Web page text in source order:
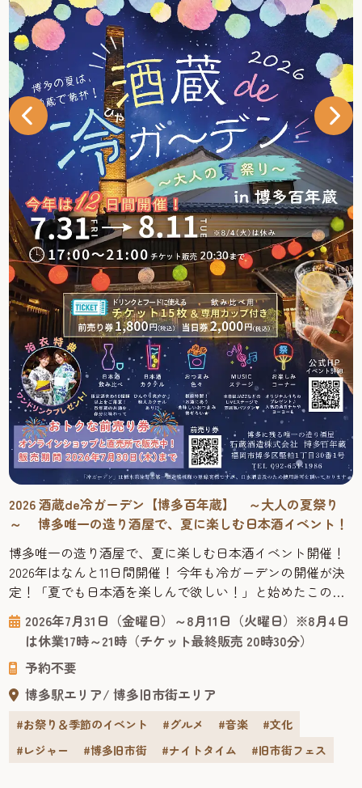
2026 酒蔵de冷ガーデン【博多百年蔵】 ～大人の夏祭り
～ 博多唯一の造り酒屋で、夏に楽しむ日本酒イベント！
博多唯一の造り酒屋で、夏に楽しむ日本酒イベント開催！
2026年はなんと11日間開催！ 今年も冷ガーデンの開催が決
定！「夏でも日本酒を楽しんで欲しい！」と始めたこの大
人の夏祭りも今年で10回目。2026年はなんと11日間にわたっ
て博多唯一の造り酒屋「博多百年蔵」を会場に、夏季限定
イベント「酒蔵de冷ガーデン ～大人の夏祭り～」が開催さ
れます。 7月31日～8月11日の11日間限定の、地酒・夏...
2026年7月31日（金曜日）～8月11日（火曜日）※8月4日
は休業17時～21時（チケット最終販売 20時30分）
予約不要
博多駅エリア
博多旧市街エリア
#お祭り＆季節のイベント #グルメ #音楽
#文化
#レジャー
#博多旧市街 #ナイトタイム #旧市街フェス